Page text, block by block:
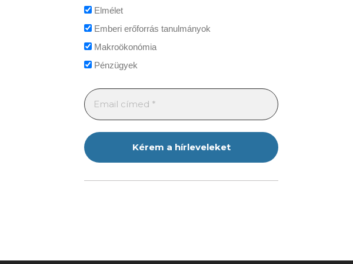
Elmélet
Emberi erőforrás tanulmányok
Makroökonómia
Pénzügyek